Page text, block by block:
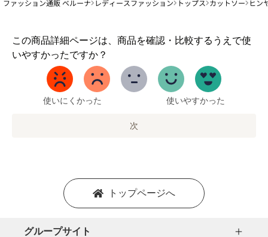
ファッション通販 ベルーナ レディースファッション トップス カットソー ヒン
この商品詳細ページは、商品を確認・比較するうえで使
いやすかったですか？
1
か
使いにくかった 使いやすかった
次
トップページへ
グループサイト